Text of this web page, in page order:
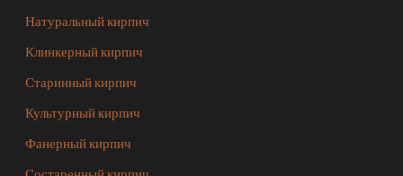
Натуральный кирпич
Клинкерный кирпич
Старинный кирпич
Культурный кирпич
Фанерный кирпич